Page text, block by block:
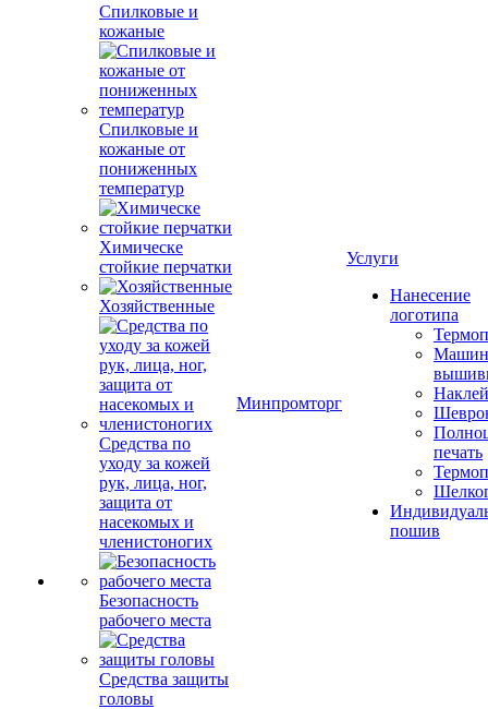
Спилковые и
кожаные
Спилковые и
кожаные от
пониженных
температур
Химическе
стойкие перчатки
Хозяйственные
Средства по
уходу за кожей
рук, лица, ног,
защита от
насекомых и
членистоногих
Безопасность
рабочего места
Средства защиты
головы
Минпромторг
Услуги
Нанесение
логотипа
печать
пошив